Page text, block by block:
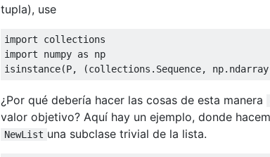
tupla), use
import
import numpy as np
isinstance(P, (collections . Sequence, np. ndarray
¿Por qué debería hacer las cosas de esta manera
valor objetivo? Aquí hay un ejemplo, donde
NewList una subclase trivial de la lista.